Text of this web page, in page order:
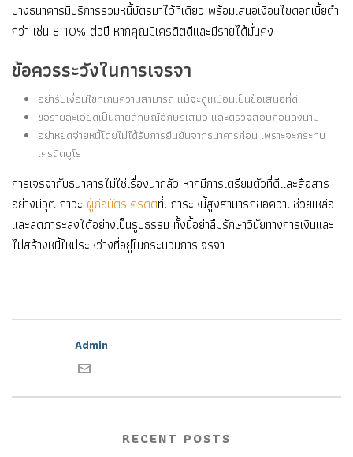
บางธนาคารมีบริการรวมหนี้บัตรมาไว้ที่เดียว พร้อมเสนอเงื่อนไขดอกเบี้ยต่ำ
กว่า เช่น 8-10% ต่อปี หากคุณมีเครดิตดีและมีรายได้มั่นคง
ข้อควรระวังในการเจรจา
อย่ารับเงื่อนไขที่เกินความสามารถ แม้จะดูเหมือนเป็นข้อเสนอที่ดี
ขอรายละเอียดเป็นลายลักษณ์อักษรเสมอ และตรวจสอบก่อนลงนาม
อย่าหยุดจ่ายหนี้โดยไม่ได้รับการยืนยันจากธนาคารก่อน เพราะจะกระทบ
เครดิตบูโร
การเจรจากับธนาคารไม่ใช่เรื่องน่ากลัว หากมีการเตรียมตัวที่ดีและสื่อสาร
อย่างมีวุฒิภาวะ ผู้ถือบัตรเครดิตที่มีภาระหนี้สูงสามารถขอความช่วยเหลือ
และลดภาระลงได้อย่างเป็นรูปธรรม ทั้งนี้อย่าลืมรักษาวินัยทางการเงินและ
ไม่สร้างหนี้ใหม่ระหว่างที่อยู่ในกระบวนการเจรจา
Admin
RECENT POSTS